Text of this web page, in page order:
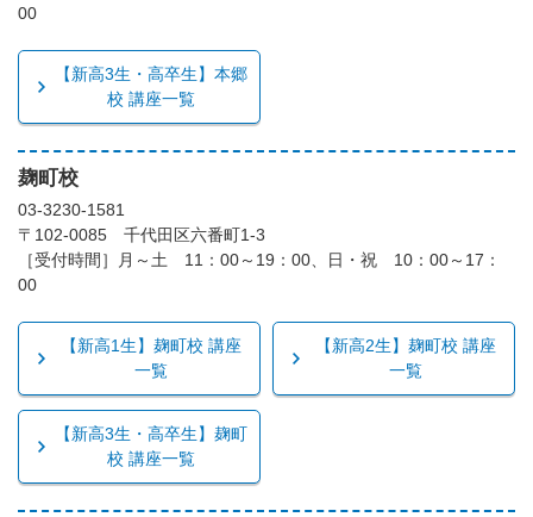
00
【新高3生・高卒生】本郷
校 講座一覧
麹町校
03-3230-1581
〒102-0085 千代田区六番町1-3
［受付時間］月～土 11：00～19：00、日・祝 10：00～17：
00
【新高1生】麹町校 講座
一覧
【新高2生】麹町校 講座
一覧
【新高3生・高卒生】麹町
校 講座一覧